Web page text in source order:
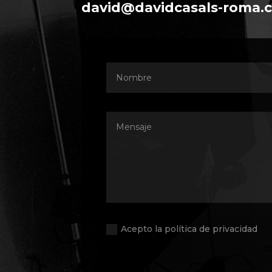
david@davidcasals-
Acepto la política de privacidad